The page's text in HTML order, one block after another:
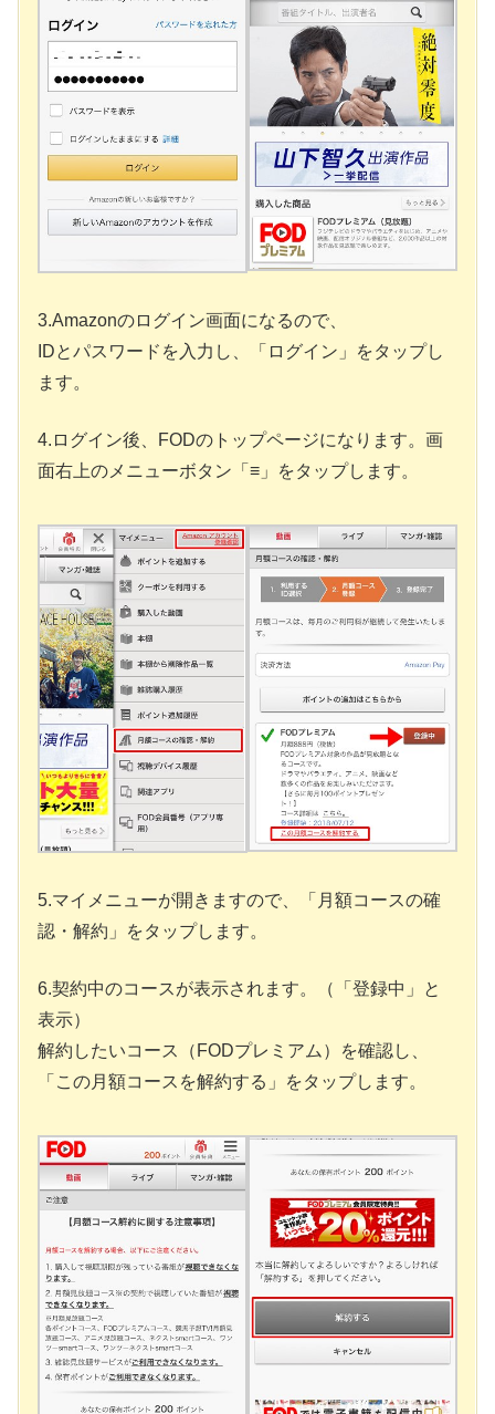
3.Amazonのログイン画面になるので、
IDとパスワードを入力し、「ログイン」をタップし
ます。
4.ログイン後、FODのトップページになります。画
面右上のメニューボタン「≡」をタップします。
5.マイメニューが開きますので、「月額コースの確
認・解約」をタップします。
6.契約中のコースが表示されます。（「登録中」と
表示）
解約したいコース（FODプレミアム）を確認し、
「この月額コースを解約する」をタップします。